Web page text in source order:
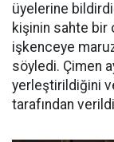
üyelerine
kişinin sahte bir
işkenceye
söyledi. Çimen
yerleştirildiğini
tarafından